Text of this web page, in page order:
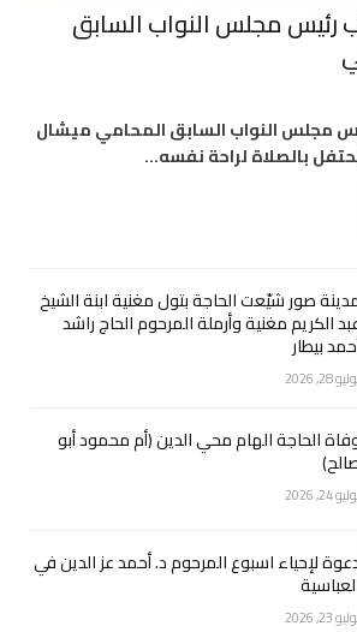
رئيس مجلس النواب السابق
مجلس النواب السابق المحامي ميشال
بالصلاة لراحة نفسه…
صور شيّعت الحاجة بتول مغنية ابنة الشيخ
الكريم مغنية وأرملة المرحوم الحاج راشد
بيطار
28, 2026
الحاجة الهام محي الدين (أم محمود أبو
24, 2026
لإحياء اسبوع المرحوم د. أحمد عز الدين في
23, 2026